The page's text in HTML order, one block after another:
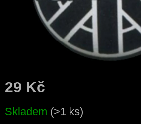
29 Kč
cena:
Skladem (>1 ks)